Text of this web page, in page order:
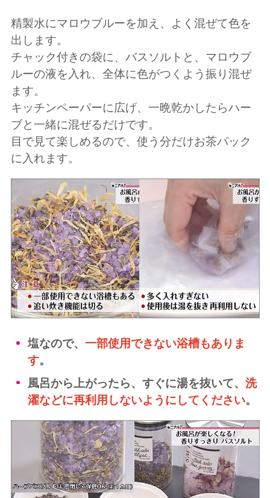
精製水にマロウブルーを加え、よく混ぜて色を
出します。
チャック付きの袋に、バスソルトと、マロウブ
ルーの液を入れ、全体に色がつくよう振り混ぜ
ます。
キッチンペーパーに広げ、一晩乾かしたらハー
ブと一緒に混ぜるだけです。
目で見て楽しめるので、使う分だけお茶パック
に入れます。
塩なので、一部使用できない浴槽もありま
す。
風呂から上がったら、すぐに湯を抜いて、洗
濯などに再利用しないようにしてください。